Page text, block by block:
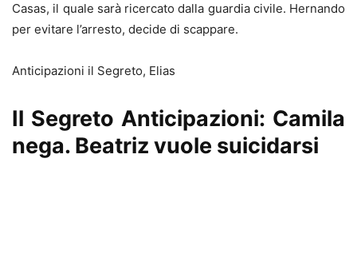
Casas, il quale sarà ricercato dalla guardia civile. Hernando
per evitare l’arresto, decide di scappare.
Anticipazioni il Segreto, Elias
Il Segreto Anticipazioni: Camila
nega. Beatriz vuole suicidarsi